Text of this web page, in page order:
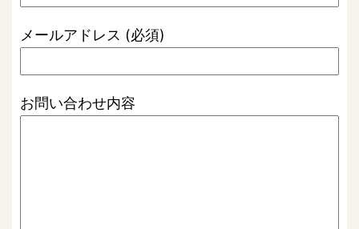
メールアドレス (必須)
お問い合わせ内容